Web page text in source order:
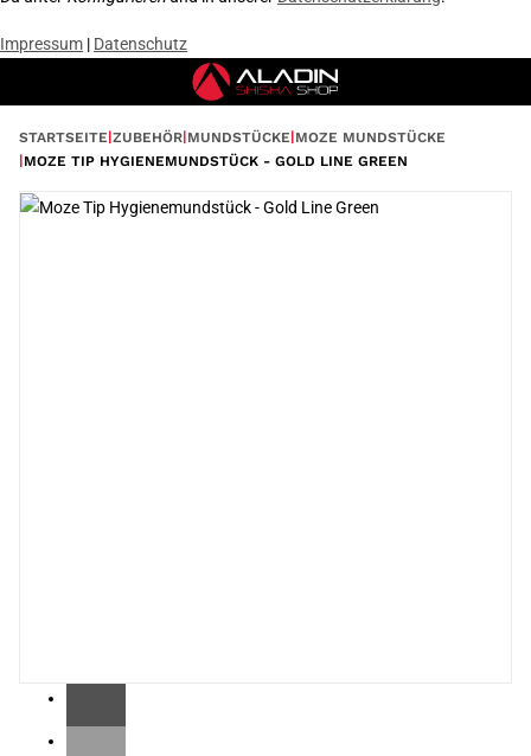
Impressum | Datenschutz
STARTSEITE ZUBEHÖR MUNDSTÜCKE MOZE MUNDSTÜCKE
MOZE TIP HYGIENEMUNDSTÜCK - GOLD LINE GREEN